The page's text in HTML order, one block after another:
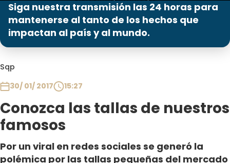
Siga nuestra transmisión las 24 horas para
mantenerse al tanto de los hechos que
impactan al país y al mundo.
Sqp
30/ 01/ 2017
15:27
Conozca las tallas de nuestros
famosos
Por un viral en redes sociales se generó la
polémica por las tallas pequeñas del mercado
Programas
Contigo en Directo
Plan Perfecto
El Tiempo
Sabingo
Todos Los Programas